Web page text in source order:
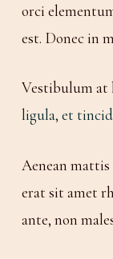
orci
est. Donec in
Vestibulum at
ligula, et
Aenean
erat sit amet
ante, non